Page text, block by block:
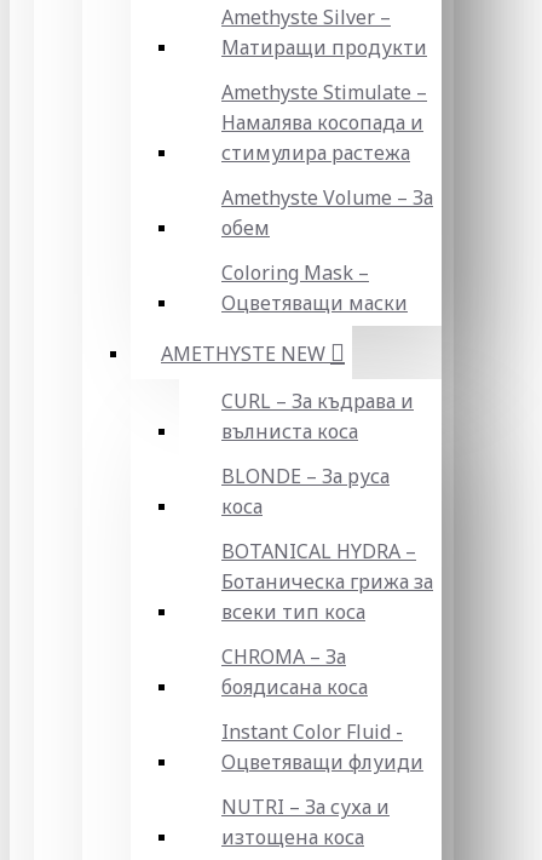
Amethyste Silver –
Матиращи продукти
Amethyste Stimulate –
Намалява косопада и
стимулира растежа
Amethyste Volume – За
обем
Coloring Mask –
Оцветяващи маски
AMETHYSTE NEW
CURL – За къдрава и
вълниста коса
BLONDE – За руса
коса
BOTANICAL HYDRA –
Ботаническа грижа за
всеки тип коса
CHROMA – За
боядисана коса
Instant Color Fluid -
Оцветяващи флуиди
NUTRI – За суха и
изтощена коса